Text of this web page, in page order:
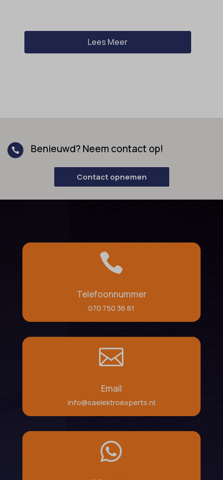
Lees Meer
 Benieuwd? Neem contact op!
Contact opnemen

Telefoonnummer
070 750 36 81

Email
info@saelektroexperts.nl
